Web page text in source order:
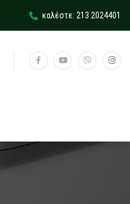
καλέστε: 213 2024401